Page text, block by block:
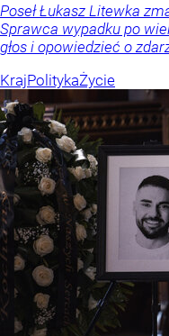
Poseł Łukasz Litewka
Sprawca wypadku po
głos i opowiedzieć o
KrajPolitykaŻycie